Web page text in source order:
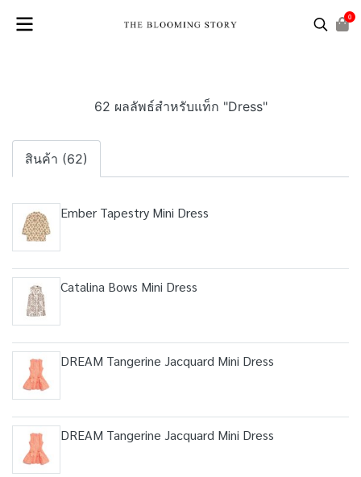
0
62 ผลลัพธ์สำหรับแท็ก "Dress"
สินค้า (62)
Ember Tapestry Mini Dress
Catalina Bows Mini Dress
DREAM Tangerine Jacquard Mini Dress
DREAM Tangerine Jacquard Mini Dress